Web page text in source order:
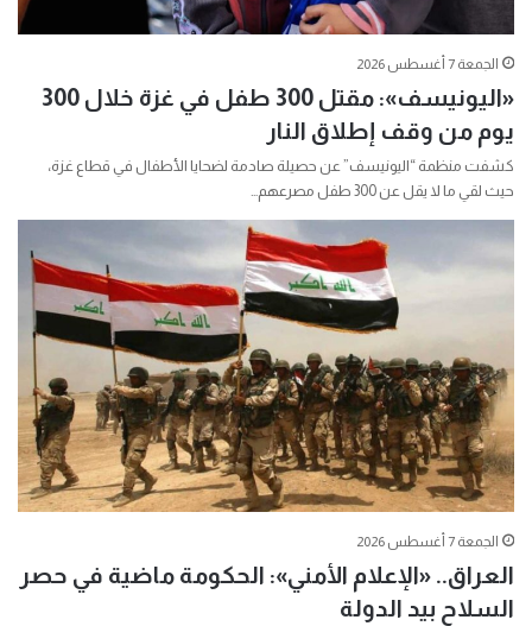
الجمعة 7 أغسطس 2026
«اليونيسف»: مقتل 300 طفل في غزة خلال 300
يوم من وقف إطلاق النار
كشفت منظمة “اليونيسف” عن حصيلة صادمة لضحايا الأطفال في قطاع غزة،
حيث لقي ما لا يقل عن 300 طفل مصرعهم…
الجمعة 7 أغسطس 2026
العراق.. «الإعلام الأمني»: الحكومة ماضية في حصر
السلاح بيد الدولة